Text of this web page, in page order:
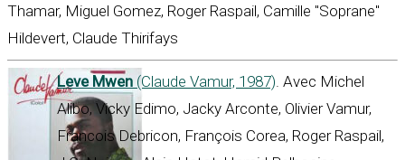
Thamar, Miguel Gomez, Roger Raspail, Camille "Soprane"
Hildevert, Claude Thirifays
Leve Mwen (Claude Vamur, 1987). Avec Michel
Alibo, Vicky Edimo, Jacky Arconte, Olivier Vamur,
Francois Debricon, François Corea, Roger Raspail,